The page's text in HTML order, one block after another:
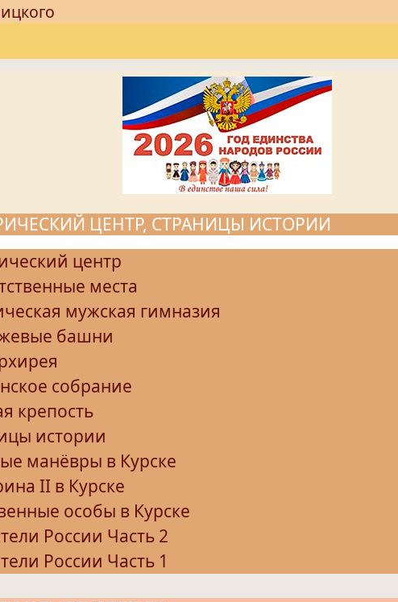
ЦЕНТР, СТРАНИЦЫ ИСТОРИИ
центр
места
мужская гимназия
башни
собрание
крепость
истории
манёвры в Курске
II в Курске
особы в Курске
России Часть 2
России Часть 1